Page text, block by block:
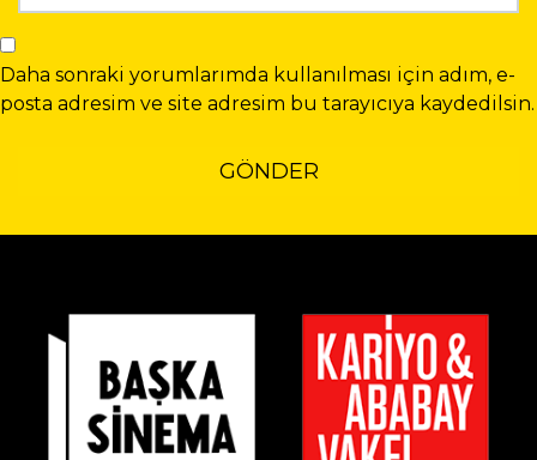
Daha sonraki yorumlarımda kullanılması için adım, e-
posta adresim ve site adresim bu tarayıcıya kaydedilsin.